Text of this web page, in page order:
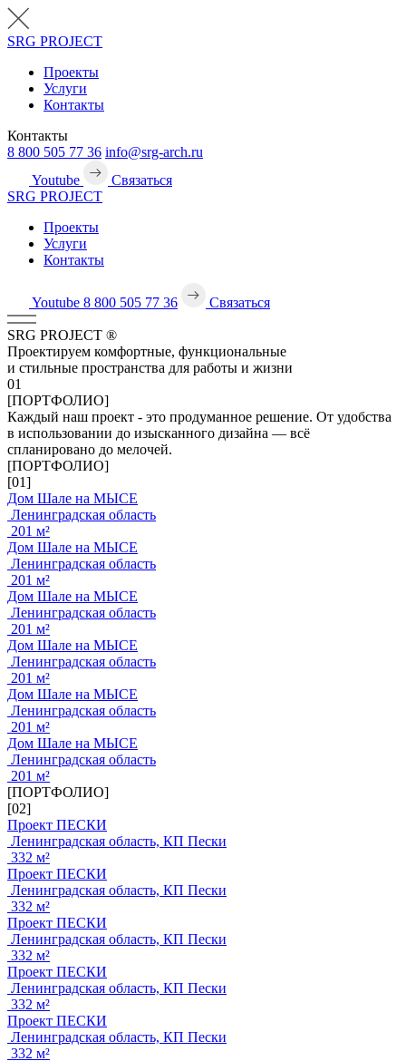
SRG PROJECT
Проекты
Услуги
Контакты
Контакты
8 800 505 77 36 info@srg-arch.ru
Youtube
Связаться
SRG PROJECT
Проекты
Услуги
Контакты
Youtube 8 800 505 77 36 Связаться
SRG PROJECT ®
Проектируем комфортные, функциональные
и стильные пространства для работы и жизни
01
[ПОРТФОЛИО]
Каждый наш проект - это продуманное решение. От удобства
в использовании до изысканного дизайна — всё
спланировано до мелочей.
[ПОРТФОЛИО]
[01]
Дом Шале на МЫСЕ
Ленинградская область
201 м²
Дом Шале на МЫСЕ
Ленинградская область
201 м²
Дом Шале на МЫСЕ
Ленинградская область
201 м²
Дом Шале на МЫСЕ
Ленинградская область
201 м²
Дом Шале на МЫСЕ
Ленинградская область
201 м²
Дом Шале на МЫСЕ
Ленинградская область
201 м²
[ПОРТФОЛИО]
[02]
Проект ПЕСКИ
Ленинградская область, КП Пески
332 м²
Проект ПЕСКИ
Ленинградская область, КП Пески
332 м²
Проект ПЕСКИ
Ленинградская область, КП Пески
332 м²
Проект ПЕСКИ
Ленинградская область, КП Пески
332 м²
Проект ПЕСКИ
Ленинградская область, КП Пески
332 м²